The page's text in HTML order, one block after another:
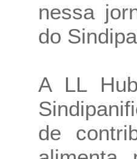
nessa
do
A LL
de